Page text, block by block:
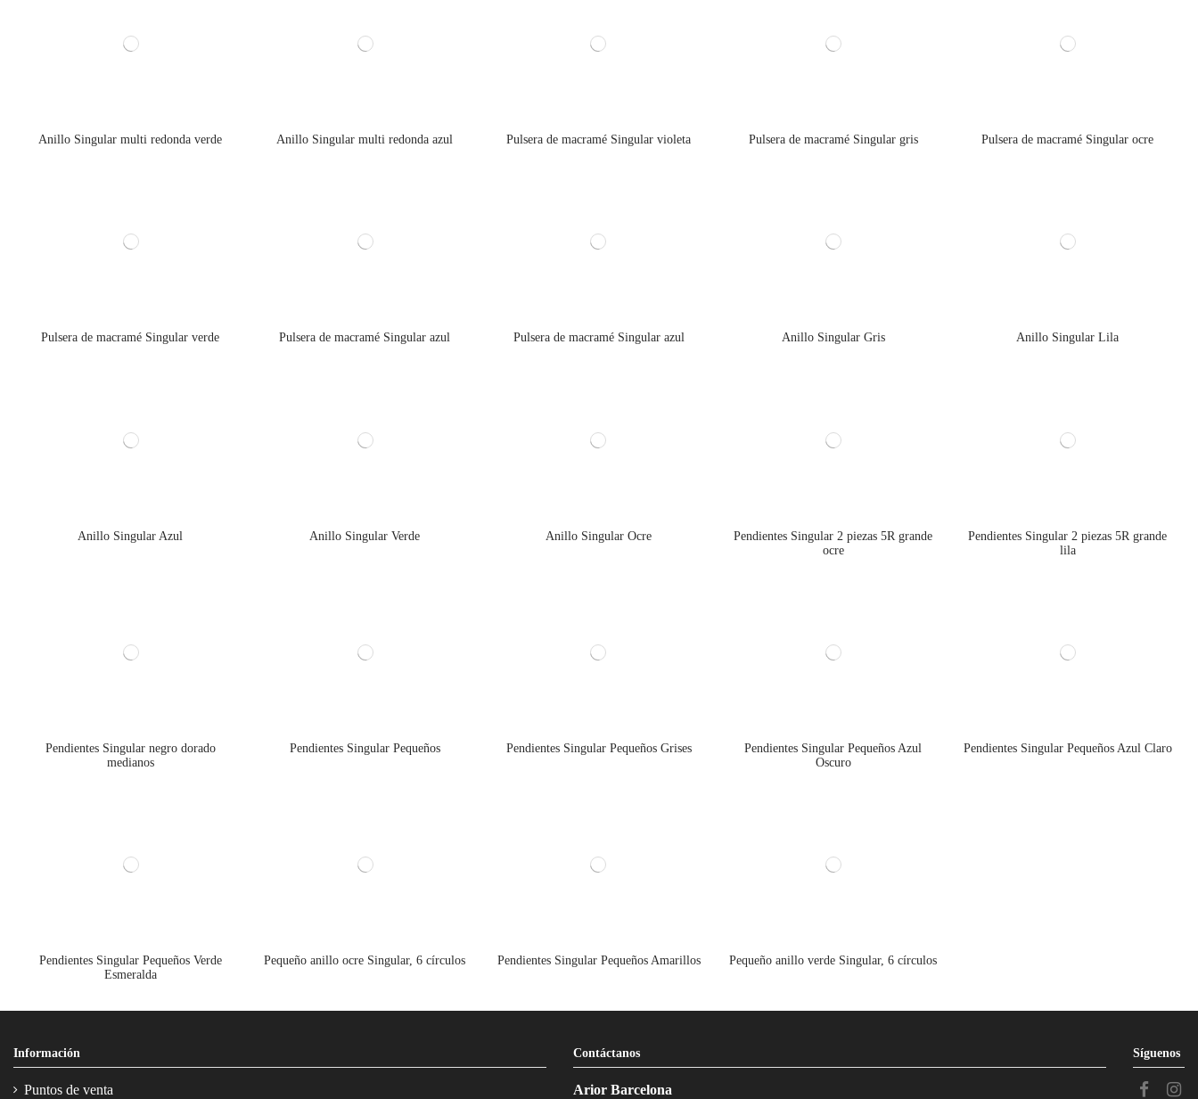
Anillo Singular multi redonda verde Anillo Singular multi redonda azul Pulsera de macramé Singular violeta Pulsera de macramé Singular gris Pulsera de macramé Singular ocre
Pulsera de macramé Singular verde Pulsera de macramé Singular azul Pulsera de macramé Singular azul Anillo Singular Gris Anillo Singular Lila
Anillo Singular Azul Anillo Singular Verde Anillo Singular Ocre
Pendientes Singular 2 piezas 5R grande
ocre
Pendientes Singular 2 piezas 5R grande
lila
Pendientes Singular negro dorado
medianos
Pendientes Singular Pequeños Pendientes Singular Pequeños Grises
Pendientes Singular Pequeños Azul
Oscuro
Pendientes Singular Pequeños Azul Claro
Pendientes Singular Pequeños Verde
Esmeralda
Pequeño anillo ocre Singular, 6 círculos Pendientes Singular Pequeños Amarillos Pequeño anillo verde Singular, 6 círculos
Información
Puntos de venta
Contáctanos
Arior Barcelona
Síguenos